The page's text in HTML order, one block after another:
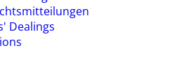
Dealings